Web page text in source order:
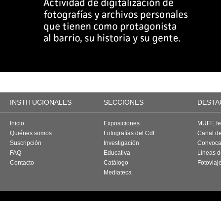
INSTITUCIONALES SECCIONES
Inicio
Quiénes somos
Suscripción
FAQ
Contacto
Exposiciones
Fotografías del CdF
Investigación
Educativa
Catálogo
Mediateca
MUFF,
Canal
Líneas